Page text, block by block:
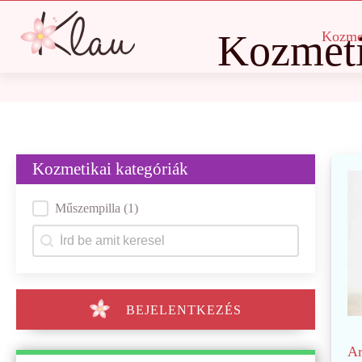
Kozmetikai kategóriák
Kategóriák
Műszempilla (1)
Keresés
Search content
BEJELENTKEZÉS